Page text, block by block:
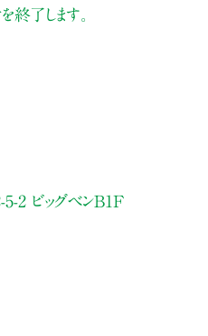
了します。
2 ビッグベンB1F